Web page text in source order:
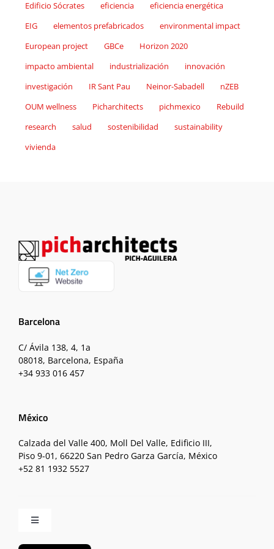
Edificio Sócrates
eficiencia
eficiencia energética
EIG
elementos prefabricados
environmental impact
European project
GBCe
Horizon 2020
impacto ambiental
industrialización
innovación
investigación
IR Sant Pau Neinor-Sabadell
nZEB
OUM wellness
Picharchitects pichmexico
Rebuild
research
salud sostenibilidad
sustainability
vivienda
Barcelona
C/ Ávila 138, 4, 1a
08018, Barcelona, España
+34 933 016 457
México
Calzada del Valle 400, Moll Del Valle, Edificio III,
Piso 9-01, 66220 San Pedro Garza García, México
+52 81 1932 5527
Toggle